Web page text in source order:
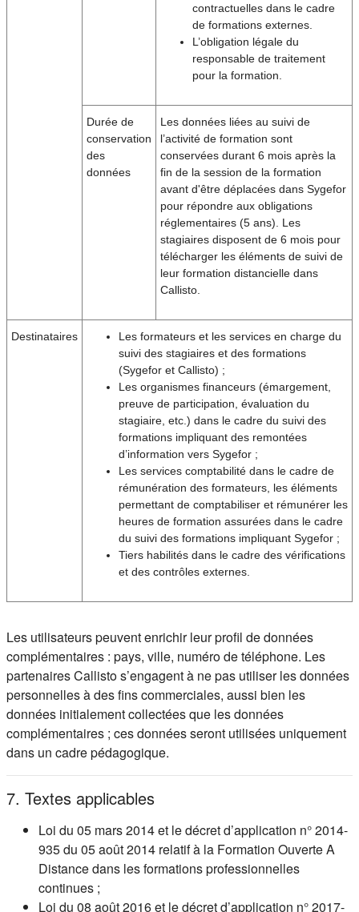
contractuelles dans le cadre
de formations externes.
L’obligation légale du
responsable de traitement
pour la formation.
Durée de
conservation
des
données
Les données liées au suivi de
l’activité de formation sont
conservées durant 6 mois après la
fin de la session de la formation
avant d'être déplacées dans Sygefor
pour répondre aux obligations
réglementaires (5 ans). Les
stagiaires disposent de 6 mois pour
télécharger les éléments de suivi de
leur formation distancielle dans
Callisto.
Destinataires
Les formateurs et les services en charge du
suivi des stagiaires et des formations
(Sygefor et Callisto) ;
Les organismes financeurs (émargement,
preuve de participation, évaluation du
stagiaire, etc.) dans le cadre du suivi des
formations impliquant des remontées
d’information vers Sygefor ;
Les services comptabilité dans le cadre de
rémunération des formateurs, les éléments
permettant de comptabiliser et rémunérer les
heures de formation assurées dans le cadre
du suivi des formations impliquant Sygefor ;
Tiers habilités dans le cadre des vérifications
et des contrôles externes.
Les utilisateurs peuvent enrichir leur profil de données
complémentaires : pays, ville, numéro de téléphone. Les
partenaires Callisto s’engagent à ne pas utiliser les données
personnelles à des fins commerciales, aussi bien les
données initialement collectées que les données
complémentaires ; ces données seront utilisées uniquement
dans un cadre pédagogique.
7. Textes applicables
Loi du 05 mars 2014 et le décret d’application n° 2014-
935 du 05 août 2014 relatif à la Formation Ouverte A
Distance dans les formations professionnelles
continues ;
Loi du 08 août 2016 et le décret d’application n° 2017-